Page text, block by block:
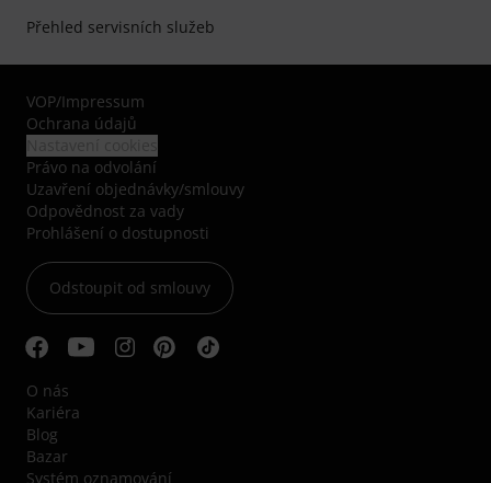
Přehled servisních služeb
VOP/Impressum
Ochrana údajů
Právo na odvolání
Uzavření objednávky/smlouvy
Odpovědnost za vady
Prohlášení o dostupnosti
Odstoupit od smlouvy
O nás
Kariéra
Blog
Bazar
Systém oznamování